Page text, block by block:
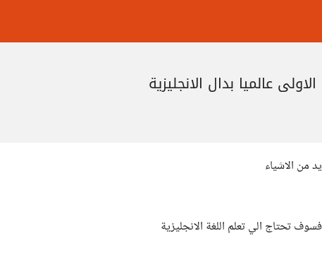
عالميا بدال الانجليزية
من الاشياء
تحتاج الي تعلم اللغة الانجليزية